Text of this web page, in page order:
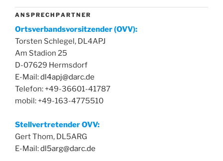
A N S P R E C H P A R T N E R
Ortsverbandsvorsitzender (OVV):
Torsten Schlegel, DL4APJ
Am Stadion 25
D-07629 Hermsdorf
E-Mail:dl4apj@darc.de
Telefon: +49-36601-41787
mobil: +49-163-4775510
Stellvertretender OVV:
Gert Thom, DL5ARG
E-Mail:dl5arg@darc.de